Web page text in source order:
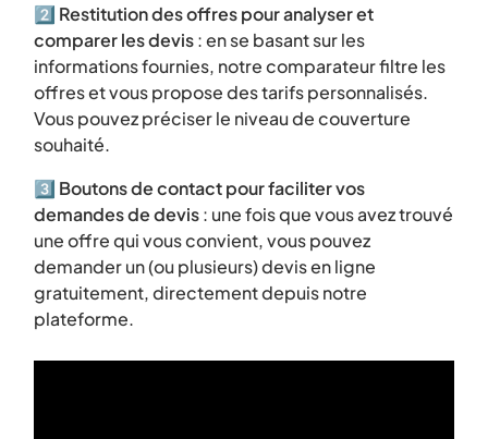
2️⃣ Restitution des offres pour analyser et
comparerles devis: en se basant sur les
informations fournies, notre comparateur filtre les
offres et vous propose des tarifs personnalisés.
Vous pouvez préciser le niveau de couverture
souhaité.
3️⃣ Boutons de contact pour faciliter vos
demandes de devis: une fois que vous avez trouvé
une offre qui vous convient, vous pouvez
demander un (ou plusieurs) devis en ligne
gratuitement, directement depuis notre
plateforme.